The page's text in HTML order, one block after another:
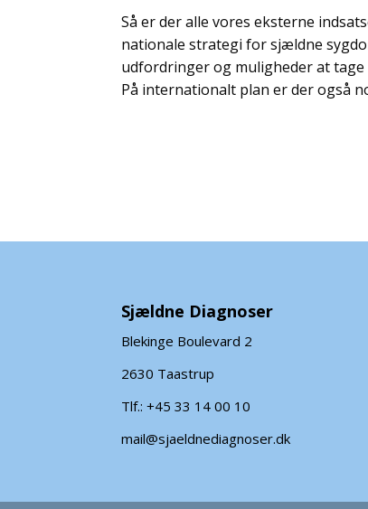
Så er der alle vores eksterne
nationale strategi for sjældne
udfordringer og muligheder at
På internationalt plan er der også
Sjældne Diagnoser
Blekinge Boulevard 2
2630 Taastrup
Tlf.: +45 33 14 00 10
mail@sjaeldnediagnoser.dk